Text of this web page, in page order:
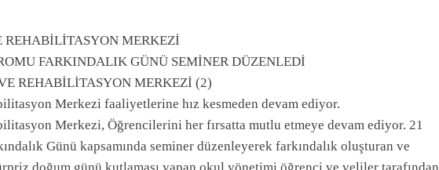
REHABİLİTASYON MERKEZİ
FARKINDALIK GÜNÜ SEMİNER DÜZENLEDİ
Merkezi faaliyetlerine hız kesmeden devam ediyor.
Merkezi, Öğrencilerini her fırsatta mutlu etmeye devam ediyor. 21
Günü kapsamında seminer düzenleyerek farkındalık oluşturan ve
doğum günü kutlaması yapan okul yönetimi öğrenci ve veliler tarafından